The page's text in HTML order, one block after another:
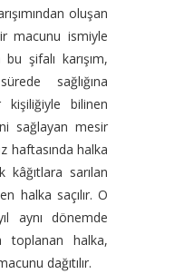
oluşan
macunu ismiyle
şifalı karışım,
sağlığına
kişiliğiyle bilinen
sağlayan mesir
haftasında halka
kâğıtlara sarılan
halka saçılır. O
aynı dönemde
toplanan halka,
dağıtılır.